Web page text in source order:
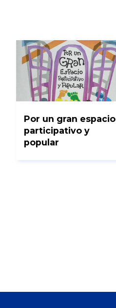
Por un gran espacio
participativo y
popular